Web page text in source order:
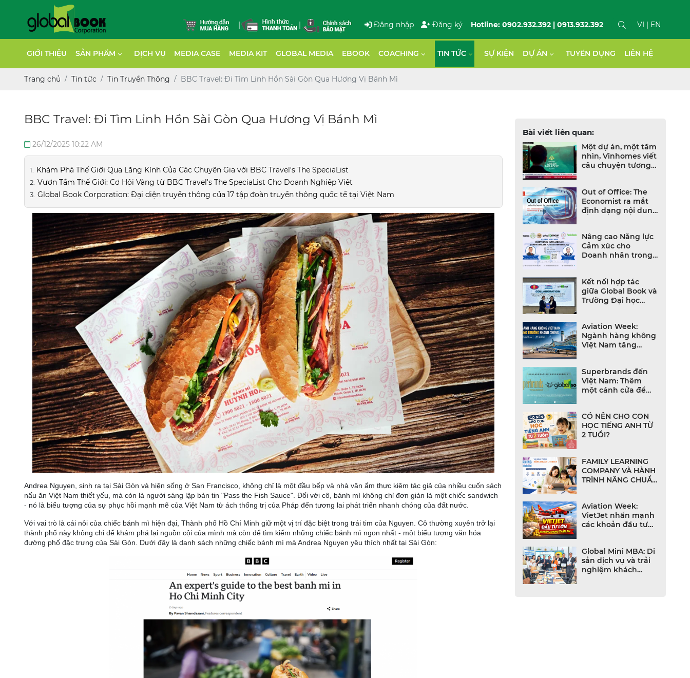
| | Đăng nhập Đăng ký Hotline: 0902.932.392 | 0913.932.392 VI | EN
GIỚI THIỆU SẢN PHẨM DỊCH VỤ MEDIA CASE MEDIA KIT GLOBAL MEDIA EBOOK COACHING TIN TỨC SỰ KIỆN DỰ ÁN TUYỂN DỤNG LIÊN HỆ
Trang chủ Tin tức Tin Truyền Thông BBC Travel: Đi Tìm Linh Hồn Sài Gòn Qua Hương Vị Bánh Mì
BBC Travel: Đi Tìm Linh Hồn Sài Gòn Qua Hương Vị Bánh Mì
26/12/2025 10:22 AM
Khám Phá Thế Giới Qua Lăng Kính Của Các Chuyên Gia với BBC Travel's The SpeciaList
Vươn Tầm Thế Giới: Cơ Hội Vàng từ BBC Travel's The SpeciaList Cho Doanh Nghiệp Việt
Global Book Corporation: Đại diện truyền thông của 17 tập đoàn truyền thông quốc tế tại Việt Nam
Andrea Nguyen, sinh ra tại Sài Gòn và hiện sống ở San Francisco, không chỉ là một đầu bếp và nhà văn ẩm thực kiêm tác giả của nhiều cuốn sách
nấu ăn Việt Nam thiết yếu, mà còn là người sáng lập bản tin "Pass the Fish Sauce". Đối với cô, bánh mì không chỉ đơn giản là một chiếc sandwich
- nó là biểu tượng của sự phục hồi mạnh mẽ của Việt Nam từ ách thống trị của Pháp đến tương lai phát triển nhanh chóng của đất nước.
Với vai trò là cái nôi của chiếc bánh mì hiện đại, Thành phố Hồ Chí Minh giữ một vị trí đặc biệt trong trái tim của Nguyen. Cô thường xuyên trở lại
thành phố này không chỉ để khám phá lại nguồn cội của mình mà còn để tìm kiếm những chiếc bánh mì ngon nhất - một biểu tượng văn hóa
đường phố đặc trưng của Sài Gòn. Dưới đây là danh sách những chiếc bánh mì mà Andrea Nguyen yêu thích nhất tại Sài Gòn:
Bài viết liên quan:
Một dự án, một tầm
nhìn, Vinhomes viết
câu chuyện tương
Out of Office: The
Economist ra mắt
định dạng nội dung
Nâng cao Năng lực
Cảm xúc cho
Doanh nhân trong
Kết nối hợp tác
giữa Global Book và
Trường Đại học
Aviation Week:
Ngành hàng không
Việt Nam tăng
bùng nổ
Superbrands đến
Việt Nam: Thêm
một cánh cửa để
CÓ NÊN CHO CON
HỌC TIẾNG ANH TỪ
2 TUỔI?
FAMILY LEARNING
COMPANY VÀ HÀNH
TRÌNH NÂNG CHUẨN
TRƯỜNG VIỆT NAM
Aviation Week:
VietJet nhấn mạnh
các khoản đầu tư
Lan
Global Mini MBA: Di
sản dịch vụ và trải
nghiệm khách